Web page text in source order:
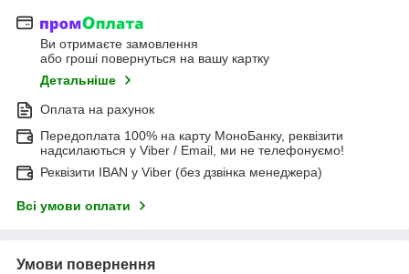
Ви отримаєте замовлення
або гроші повернуться на вашу картку
Детальніше
Оплата на рахунок
Передоплата 100% на карту МоноБанку, реквізити
надсилаються у Viber / Email, ми не телефонуємо!
Реквізити IBAN у Viber (без дзвінка менеджера)
Всі умови оплати
Умови повернення